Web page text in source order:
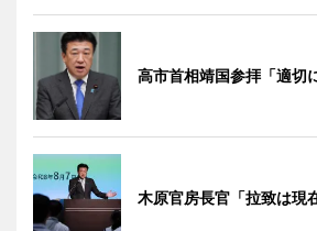
高市首相靖国参拝「適切
木原官房長官「拉致は現